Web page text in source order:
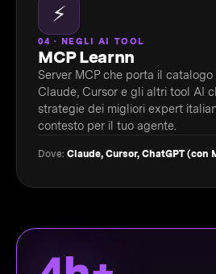
⚡
04 · NEGLI AI TOOL
MCP Learnn
Server MCP che porta il
Claude, Cursor e gli altri tool AI
strategie dei migliori expert
contesto per il tuo agente.
Dove: Claude, Cursor, ChatGPT (con